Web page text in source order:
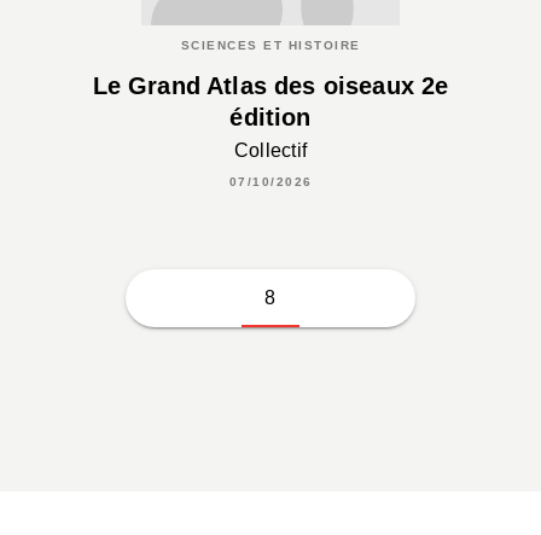
SCIENCES ET HISTOIRE
Le Grand Atlas des oiseaux 2e
édition
Collectif
07/10/2026
8